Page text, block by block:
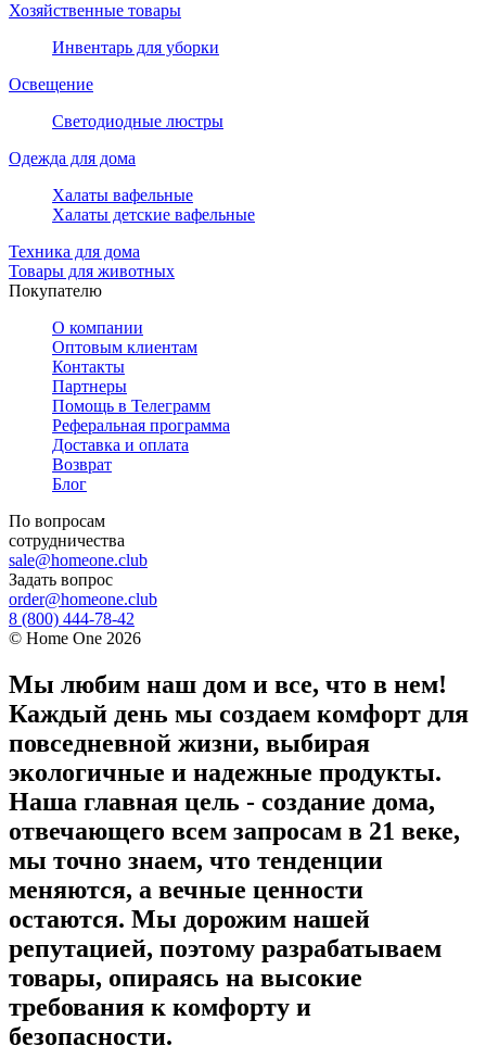
Хозяйственные товары
Инвентарь для уборки
Освещение
Светодиодные люстры
Одежда для дома
Халаты вафельные
Халаты детские вафельные
Техника для дома
Товары для животных
Покупателю
О компании
Оптовым клиентам
Контакты
Партнеры
Помощь в Телеграмм
Реферальная программа
Доставка и оплата
Возврат
Блог
По вопросам
сотрудничества
sale@homeone.club
Задать вопрос
order@homeone.club
8 (800) 444-78-42
© Home One 2026
Мы любим наш дом и все, что в нем!
Каждый день мы создаем комфорт для
повседневной жизни, выбирая
экологичные и надежные продукты.
Наша главная цель - создание дома,
отвечающего всем запросам в 21 веке,
мы точно знаем, что тенденции
меняются, а вечные ценности
остаются. Мы дорожим нашей
репутацией, поэтому разрабатываем
товары, опираясь на высокие
требования к комфорту и
безопасности.